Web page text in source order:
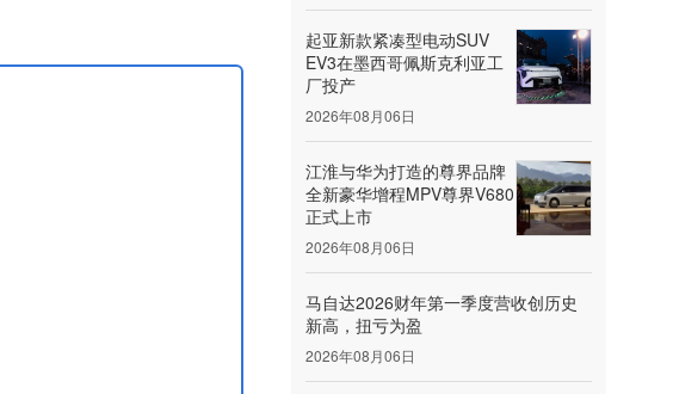
起亚新款紧凑型电动SUV
EV3在墨西哥佩斯克利亚工
厂投产
2026年08月06日
江淮与华为打造的尊界品牌
全新豪华增程MPV尊界V680
正式上市
2026年08月06日
马自达2026财年第一季度营收创历史
新高，扭亏为盈
2026年08月06日